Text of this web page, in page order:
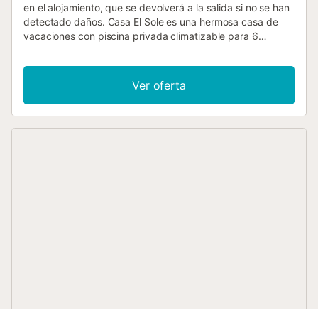
en el alojamiento, que se devolverá a la salida si no se han
detectado daños. Casa El Sole es una hermosa casa de
vacaciones con piscina privada climatizable para 6
de vacaciones se encuentra en un tranquilo barrio español
y combina el encanto de la arquitectura tradicional
española con un interior moderno. El interior incluye un
acogedor salón y una cocina moderna equipada con
Ver oferta